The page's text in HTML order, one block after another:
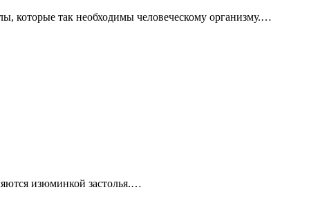
которые так необходимы человеческому организму.…
изюминкой застолья.…